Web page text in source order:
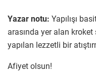
Yazar notu: Yapılışı
arasında yer alan
yapılan lezzetli bir
Afiyet olsun!